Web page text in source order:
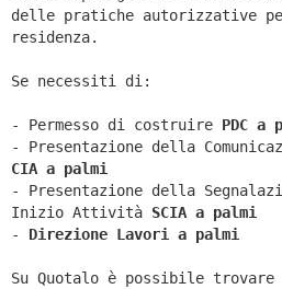
delle pratiche autorizzative
residenza.
Se necessiti di:
- Permesso di costruire PDC a
- Presentazione della
CIA a palmi
- Presentazione della
Inizio Attività SCIA a palmi
- Direzione Lavori a palmi
Su Quotalo è possibile trovare